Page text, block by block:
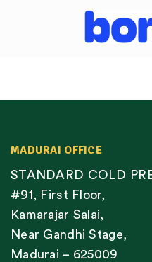
MADURAI OFFICE
STANDARD COLD
#91, First Floor,
Kamarajar Salai,
Near Gandhi Stage,
Madurai – 625009